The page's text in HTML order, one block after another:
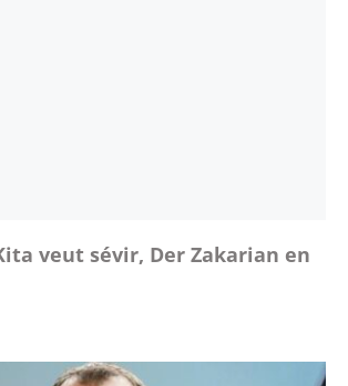
veut sévir, Der Zakarian en